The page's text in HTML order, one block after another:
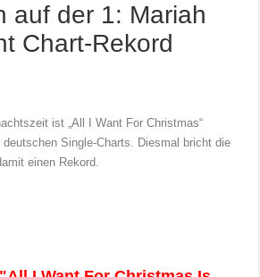
auf der 1: Mariah
Chart-Rekord
ist „All I Want For Christmas“
Single-Charts. Diesmal bricht die
einen Rekord.